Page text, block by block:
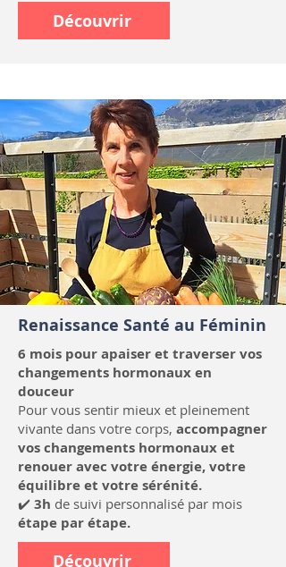
Découvrir
Renaissance Santé au Féminin
6 mois pour apaiser et traverser vos
changements hormonaux en
douceur
Pour vous sentir mieux et pleinement
vivante dans votre corps, accompagner
vos changements hormonaux et
renouer avec votre énergie, votre
équilibre et votre sérénité.
✔️ 3h de suivi personnalisé par mois
étape par étape.
Découvrir